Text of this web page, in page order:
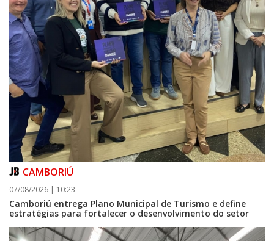
CAMBORIÚ
07/08/2026 | 10:23
Camboriú entrega Plano Municipal de Turismo e define
estratégias para fortalecer o desenvolvimento do setor